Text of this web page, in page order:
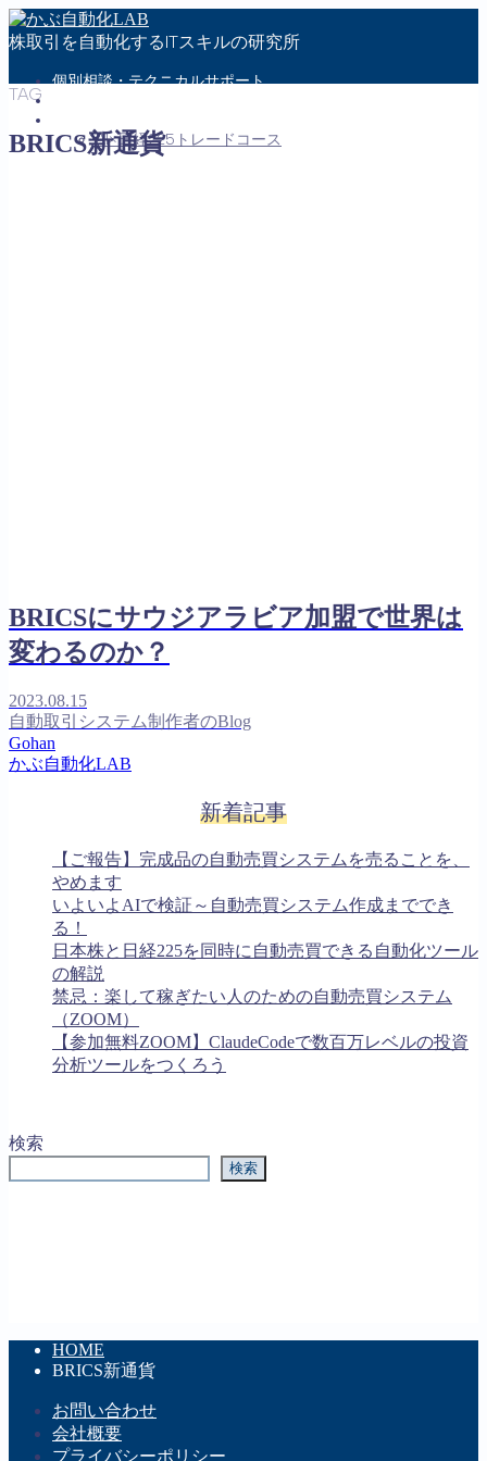
株取引を自動化するITスキルの研究所
個別相談・テクニカルサポート
AI×日経225トレードコース
TAG
BRICS新通貨
BRICSにサウジアラビア加盟で世界は
変わるのか？
2023.08.15
自動取引システム制作者のBlog
Gohan
かぶ自動化LAB
新着記事
【ご報告】完成品の自動売買システムを売ることを、
やめます
いよいよAIで検証～自動売買システム作成まででき
る！
日本株と日経225を同時に自動売買できる自動化ツール
の解説
禁忌：楽して稼ぎたい人のための自動売買システム
（ZOOM）
【参加無料ZOOM】ClaudeCodeで数百万レベルの投資
分析ツールをつくろう
検索
検索
HOME
BRICS新通貨
お問い合わせ
会社概要
プライバシーポリシー